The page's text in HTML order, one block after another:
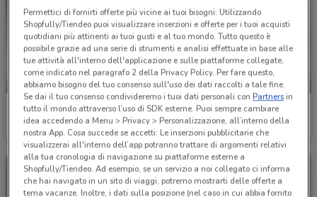
-3 GIORNI
Conad Superstore
Scade mercoledì 12.7 km
NUOVO
Famila
Scade il 19/08
Permettici di fornirti offerte più vicine ai tuoi bisogni: Utilizzando
Shopfully/Tiendeo puoi visualizzare inserzioni e offerte per i tuoi acquisti
quotidiani più attinenti ai tuoi gusti e al tuo mondo. Tutto questo è
possibile grazie ad una serie di strumenti e analisi effettuate in base alle
tue attività all'interno dell'applicazione e sulle piattaforme collegate,
come indicato nel paragrafo 2 della Privacy Policy. Per fare questo,
abbiamo bisogno del tuo consenso sull'uso dei dati raccolti a tale fine.
Se dai il tuo consenso condivideremo i tuoi dati personali conPartnersin
tutto il mondo attraverso l’uso di SDK esterne. Puoi sempre cambiare
idea accedendo a Menu > Privacy > Personalizzazione, all’interno della
nostra App. Cosa succede se accetti: Le inserzioni pubblicitarie che
visualizzerai all'interno dell’app potranno trattare di argomenti relativi
alla tua cronologia di navigazione su piattaforme esterne a
Shopfully/Tiendeo. Ad esempio, se un servizio a noi collegato ci informa
che hai navigato in un sito di viaggi, potremo mostrarti delle offerte a
tema vacanze. Inoltre, i dati sulla posizione (nel caso in cui abbia fornito